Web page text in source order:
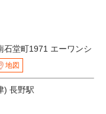
石堂町1971 エーワンシ
地図
) 長野駅